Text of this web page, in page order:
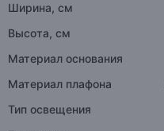
Ширина, см
Высота, см
Материал основания
Материал плафона
Тип освещения